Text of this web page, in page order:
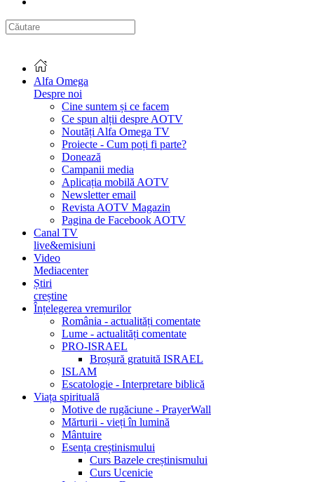
Alfa Omega
Despre noi
Cine suntem și ce facem
Ce spun alții despre AOTV
Noutăți Alfa Omega TV
Proiecte - Cum poți fi parte?
Donează
Campanii media
Aplicația mobilă AOTV
Newsletter email
Revista AOTV Magazin
Pagina de Facebook AOTV
Canal TV
live&emisiuni
Video
Mediacenter
Știri
creștine
Înțelegerea vremurilor
România - actualități comentate
Lume - actualități comentate
PRO-ISRAEL
Broșură gratuită ISRAEL
ISLAM
Escatologie - Interpretare biblică
Viața spirituală
Motive de rugăciune - PrayerWall
Mărturii - vieți în lumină
Mântuire
Esența creștinismului
Curs Bazele creștinismului
Curs Ucenicie